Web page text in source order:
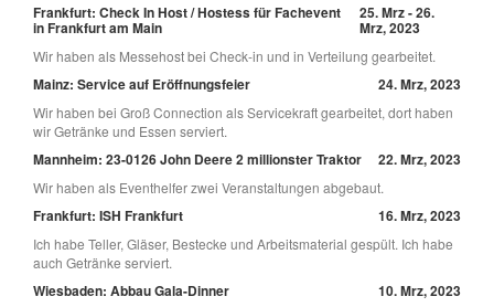
Frankfurt: Check In Host / Hostess für Fachevent
in Frankfurt am Main
25. Mrz - 26.
Mrz, 2023
Wir haben als Messehost bei Check-in und in Verteilung gearbeitet.
Mainz: Service auf Eröffnungsfeier 24. Mrz, 2023
Wir haben bei Groß Connection als Servicekraft gearbeitet, dort haben
wir Getränke und Essen serviert.
Mannheim: 23-0126 John Deere 2 millionster Traktor 22. Mrz, 2023
Wir haben als Eventhelfer zwei Veranstaltungen abgebaut.
Frankfurt: ISH Frankfurt 16. Mrz, 2023
Ich habe Teller, Gläser, Bestecke und Arbeitsmaterial gespült. Ich habe
auch Getränke serviert.
Wiesbaden: Abbau Gala-Dinner 10. Mrz, 2023